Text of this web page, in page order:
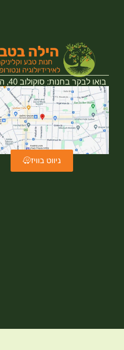
בואו לבקר בחנות: סוקולוב 40, הרצליה.
ניווט בוויז